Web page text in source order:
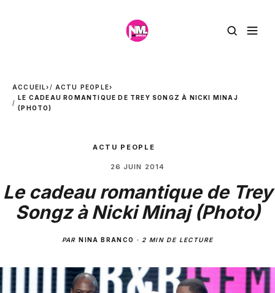
ACCUEIL› ACTU PEOPLE›
LE CADEAU ROMANTIQUE DE TREY SONGZ À NICKI MINAJ
(PHOTO)
ACTU PEOPLE
26 JUIN 2014
Le cadeau romantique de Trey
Songz à Nicki Minaj (Photo)
PARNINA BRANCO · 2 MIN DE LECTURE